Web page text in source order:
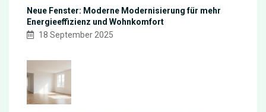
Neue Fenster: Moderne Modernisierung für mehr
Energieeffizienz und Wohnkomfort
18 September 2025